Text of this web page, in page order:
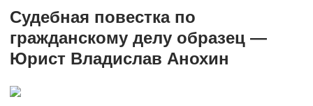
Судебная повестка по
гражданскому делу образец —
Юрист Владислав Анохин